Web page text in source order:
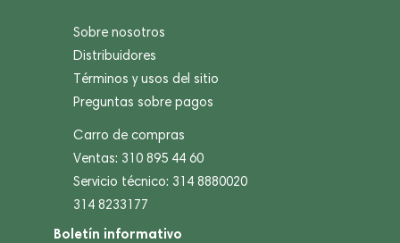
Sobre nosotros
Distribuidores
Términos y usos del sitio
Preguntas sobre pagos
Carro de compras
Ventas: 310 895 44 60
Servicio técnico: 314 8880020
314 8233177
Boletín informativo